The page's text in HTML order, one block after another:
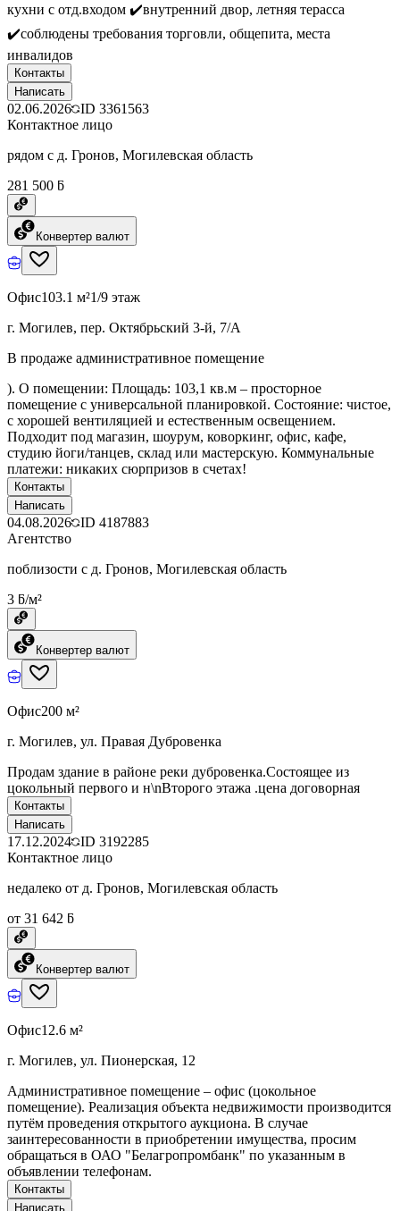
кухни с отд.входом ✔️внутренний двор, летняя терасса
✔️соблюдены требования торговли, общепита, места
инвалидов
Контакты
Написать
02.06.2026 ID 3361563
Контактное лицо
рядом с д. Гронов, Могилевская область
281 500 ƃ
Конвертер валют
Офис103.1 м²1/9 этаж
г. Могилев, пер. Октябрьский 3-й, 7/А
В продаже административное помещение
). О помещении: Площадь: 103,1 кв.м – просторное
помещение с универсальной планировкой. Состояние: чистое,
с хорошей вентиляцией и естественным освещением.
Подходит под магазин, шоурум, коворкинг, офис, кафе,
студию йоги/танцев, склад или мастерскую. Коммунальные
платежи: никаких сюрпризов в счетах!
Контакты
Написать
04.08.2026 ID 4187883
Агентство
поблизости с д. Гронов, Могилевская область
3 ƃ/м²
Конвертер валют
Офис200 м²
г. Могилев, ул. Правая Дубровенка
Продам здание в районе реки дубровенка.Состоящее из
цокольный первого и н\nВторого этажа .цена договорная
Контакты
Написать
17.12.2024 ID 3192285
Контактное лицо
недалеко от д. Гронов, Могилевская область
от 31 642 ƃ
Конвертер валют
Офис12.6 м²
г. Могилев, ул. Пионерская, 12
Административное помещение – офис (цокольное
помещение). Реализация объекта недвижимости производится
путём проведения открытого аукциона. В случае
заинтересованности в приобретении имущества, просим
обращаться в ОАО "Белагропромбанк" по указанным в
объявлении телефонам.
Контакты
Написать